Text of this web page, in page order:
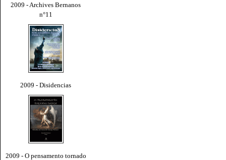
2009 - Archives Bernanos
n°11
2009 - Disidencias
2009 - O pensamento tornado